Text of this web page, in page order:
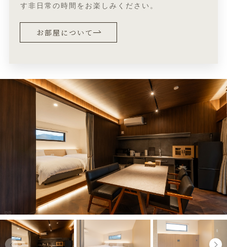
す非日常の時間をお楽しみください。
お部屋について